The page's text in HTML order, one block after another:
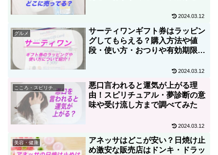
2024.03.12
グルメ
サーティワンギフト券はラッピン
グしてもらえる？購入方法や値
段・使い方・おつりや有効期限に
2024.03.12
こころ・スピリチュアル
悪口言われると運気が上がる理
由！スピリチュアル・夢診断の意
味や受け流し方まで調べてみた
2024.03.12
美容・健康
アネッサはどこが安い？日焼け止
め激安な販売店はドンキ・ドラッ